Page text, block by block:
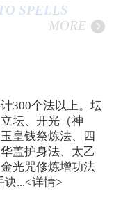
SPELLS
MORE
300个法以上。坛
坛、开光（神
皇钱祭炼法、四
盖护身法、太乙
光咒修炼增功法
诀...<详情>